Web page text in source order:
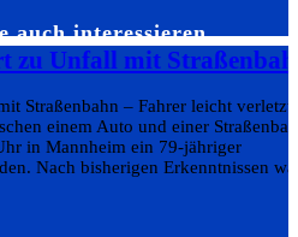
auch interessieren…
zu Unfall mit
Straßenbahn – Fahrer leicht verletzt
einem Auto und einer
in Mannheim ein 79-jähriger
Nach bisherigen Erkenntnissen